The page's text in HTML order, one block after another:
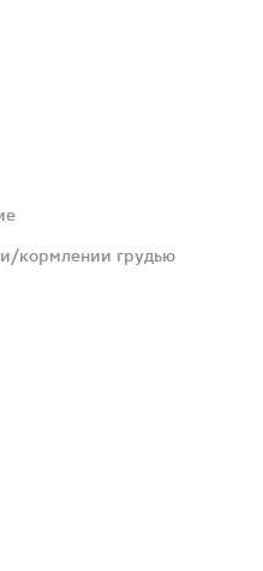
счет расслабления
плазме крови - 3
кормлении грудью